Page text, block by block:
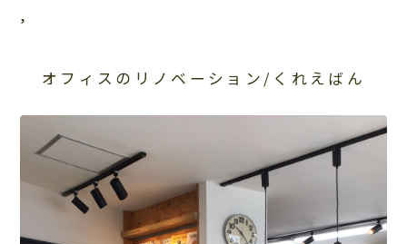
,
オフィスのリノベーション/くれえばん